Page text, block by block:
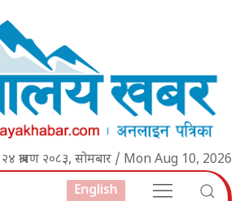
२४ श्रावण २०८३, सोमबार / Mon Aug 10, 2026
English